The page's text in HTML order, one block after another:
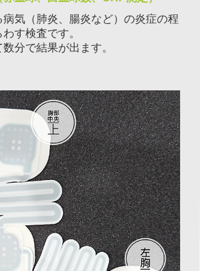
気（肺炎、腸炎など）の炎症の程
す検査です。
分で結果が出ます。